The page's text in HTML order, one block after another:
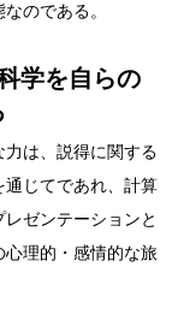
のである。
学を自らの
は、説得に関する
じてであれ、計算
ゼンテーションと
理的・感情的な旅